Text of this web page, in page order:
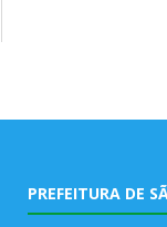
PREFEITURA DE